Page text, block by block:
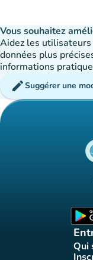
Vous souhaitez
Aidez les utilisateurs
données plus
informations
editSuggérer une
Qui